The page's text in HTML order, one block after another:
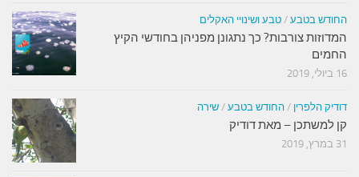
החודש בטבע / טבע ושינויי האקלים
המדוזות צורבות? כך נתגונן מפניהן בחודשי הקיץ
החמים
16 ביולי, 2019
דודיק הלפרין / החודש בטבע / שירה
קן למשתכן – מאת דודיק
31 במרץ, 2019